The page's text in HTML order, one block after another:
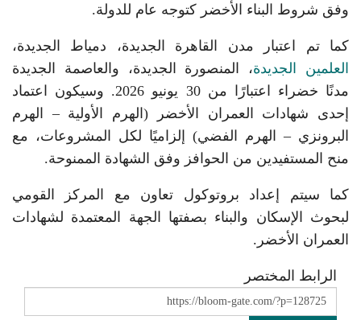
وفق شروط البناء الأخضر كتوجه عام للدولة.
كما تم اعتبار مدن القاهرة الجديدة، دمياط الجديدة،
العلمين الجديدة، المنصورة الجديدة، والعاصمة الجديدة
مدنًا خضراء اعتبارًا من 30 يونيو 2026. وسيكون اعتماد
إحدى شهادات العمران الأخضر (الهرم الأولية – الهرم
البرونزي – الهرم الفضي) إلزاميًا لكل المشروعات، مع
منح المستفيدين من الحوافز وفق الشهادة الممنوحة.
كما سيتم إعداد بروتوكول تعاون مع المركز القومي
لبحوث الإسكان والبناء بصفتها الجهة المعتمدة لشهادات
العمران الأخضر.
الرابط المختصر